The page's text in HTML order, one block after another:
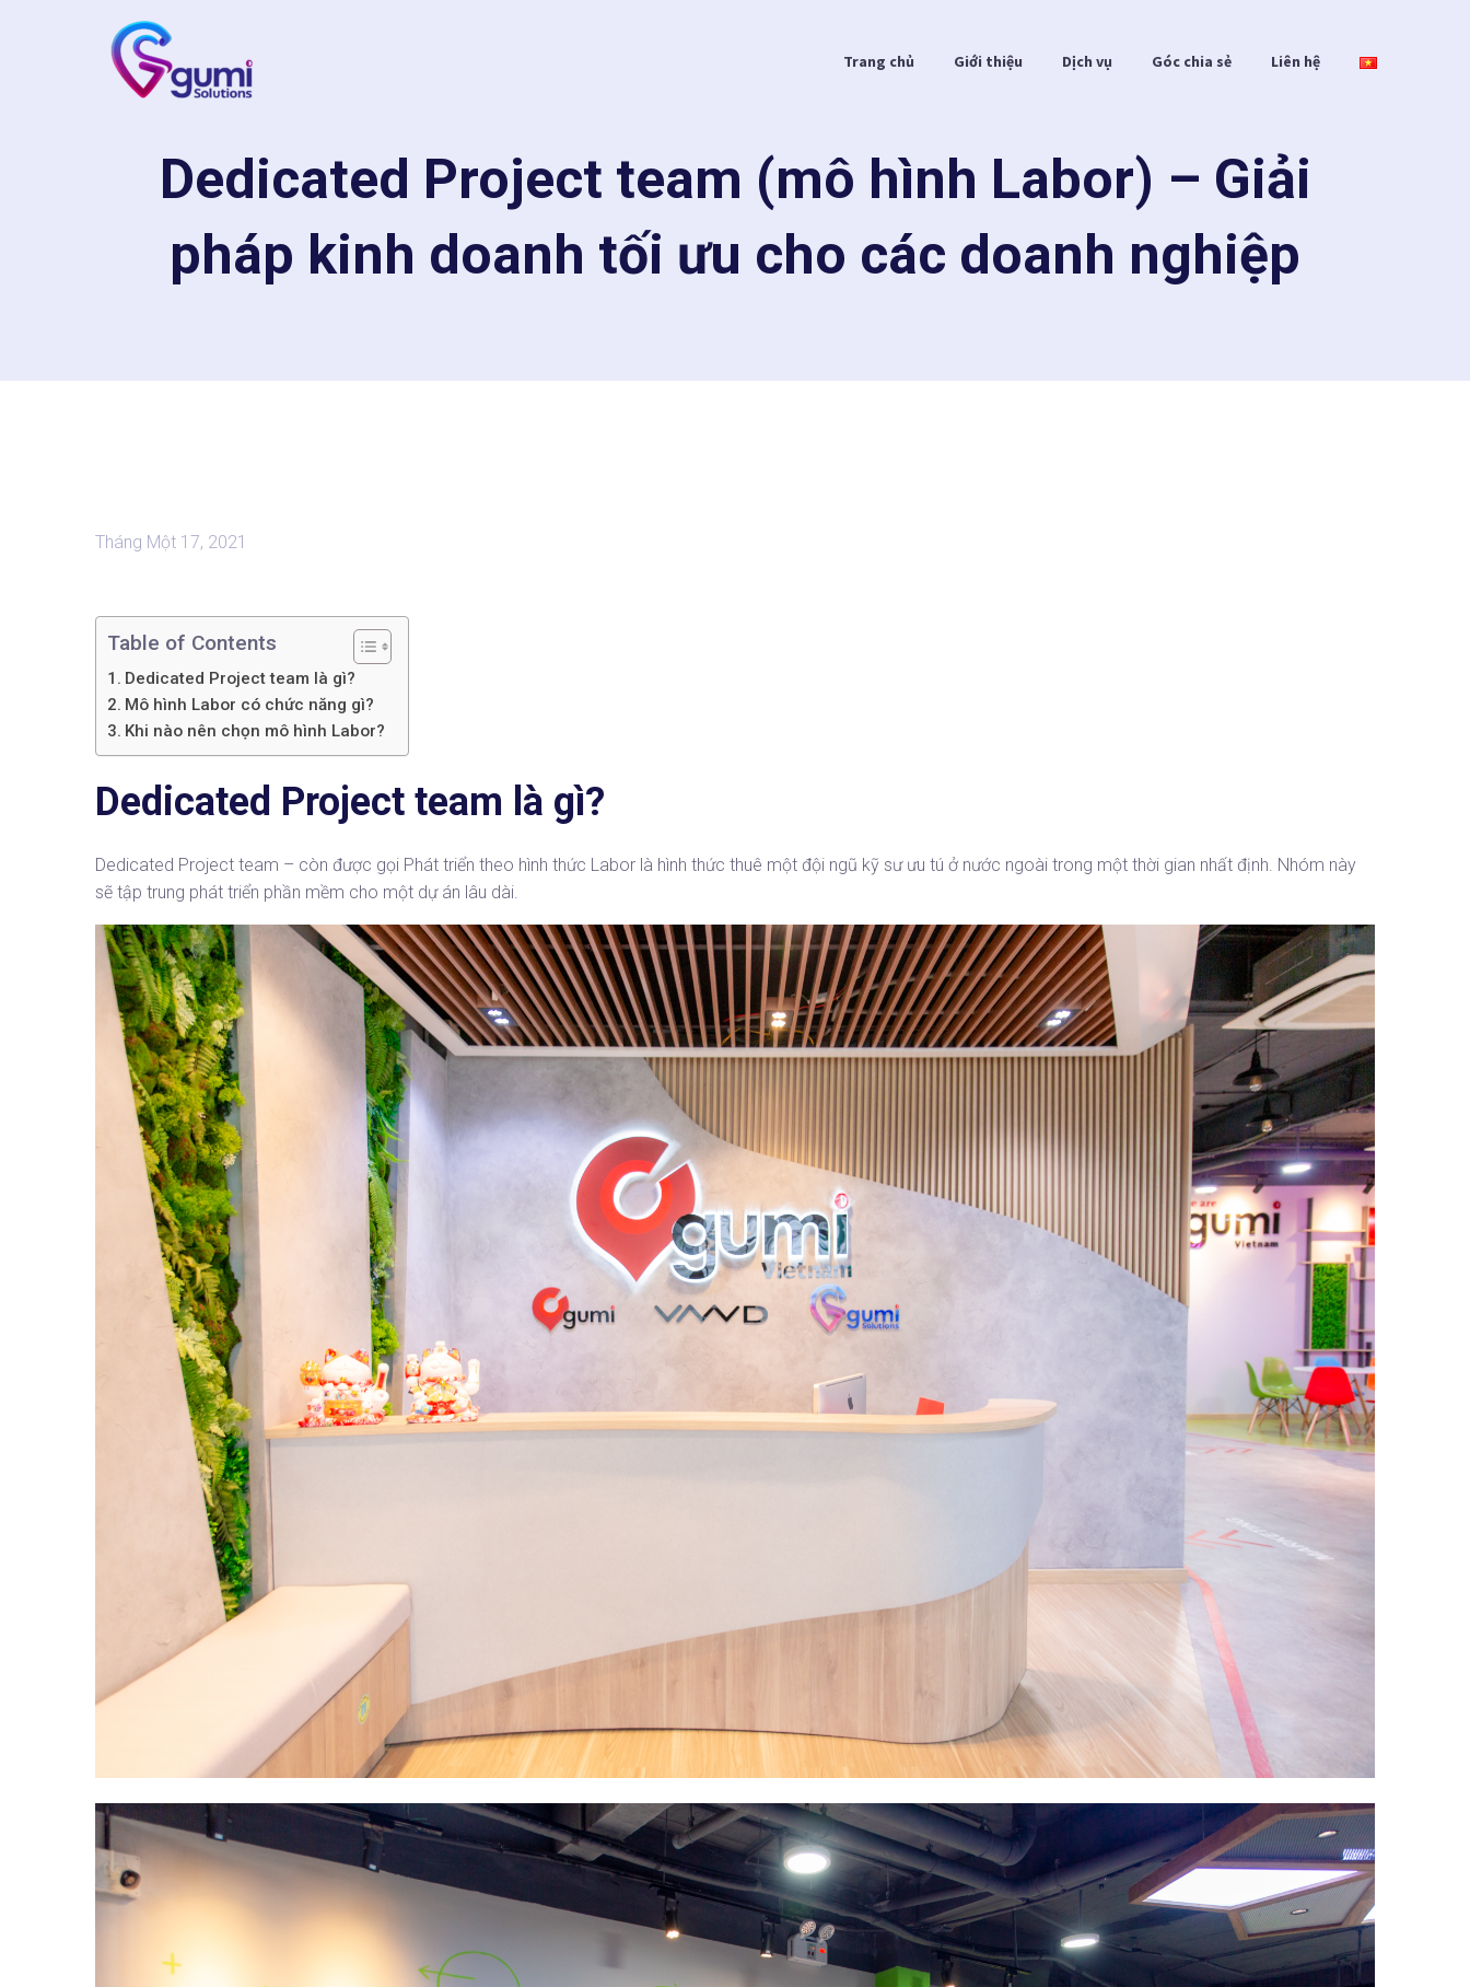
Trang chủ Giới thiệu Dịch vụ Góc chia sẻ Liên hệ
Dedicated Project team (mô hình Labor) – Giải
pháp kinh doanh tối ưu cho các doanh nghiệp
Tháng Một 17, 2021
Table of Contents
Dedicated Project team là gì?
Mô hình Labor có chức năng gì?
Khi nào nên chọn mô hình Labor?
Dedicated Project team là gì?
Dedicated Project team – còn được gọi Phát triển theo hình thức Labor là hình thức thuê một đội ngũ kỹ sư ưu tú ở nước ngoài trong một thời gian nhất định. Nhóm này
sẽ tập trung phát triển phần mềm cho một dự án lâu dài.